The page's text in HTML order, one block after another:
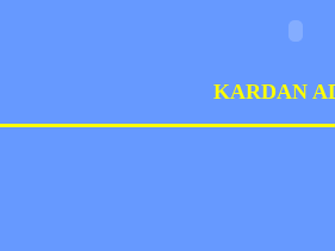
KARDAN